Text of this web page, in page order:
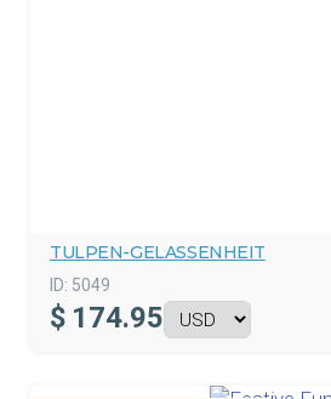
TULPEN-GELASSENHEIT
ID: 5049
$ 174.95